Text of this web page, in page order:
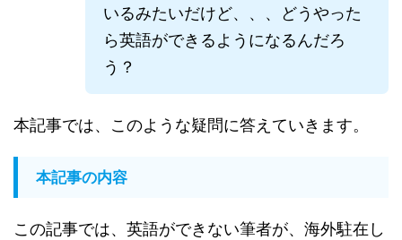
いるみたいだけど、、、どうやった
ら英語ができるようになるんだろ
う？
本記事では、このような疑問に答えていきます。
本記事の内容
この記事では、英語ができない筆者が、海外駐在し